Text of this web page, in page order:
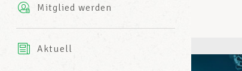
Mitglied werden
Aktuell